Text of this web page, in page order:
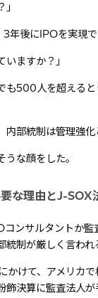
3年後にIPOを実現
いますか？」
も500人を超える
内部統制は管理強
な顔をした。
な理由とJ-SOX
コンサルタントか
統制が厳しく言わ
けて、アメリカ
決算に監査法人が